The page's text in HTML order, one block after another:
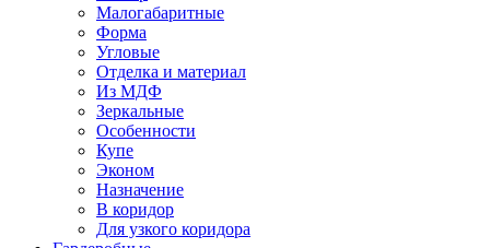
Малогабаритные
Форма
Угловые
Отделка и материал
Из МДФ
Зеркальные
Особенности
Купе
Эконом
Назначение
В коридор
Для узкого коридора